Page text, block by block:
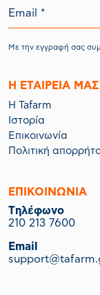
Με την εγγραφή σας
Η ΕΤΑΙΡΕΙΑ ΜΑΣ
Η Tafarm
Ιστορία
Επικοινωνία
Πολιτική
ΕΠΙΚΟΙΝΩΝΙΑ
Tηλέφωνο
210 213 7600
Email